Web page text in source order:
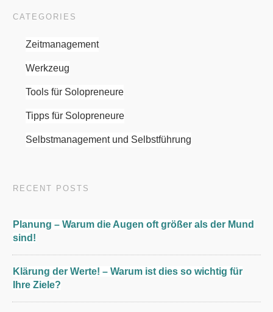
CATEGORIES
Zeitmanagement
Werkzeug
Tools für Solopreneure
Tipps für Solopreneure
Selbstmanagement und Selbstführung
RECENT POSTS
Planung – Warum die Augen oft größer als der Mund
sind!
Klärung der Werte! – Warum ist dies so wichtig für
Ihre Ziele?